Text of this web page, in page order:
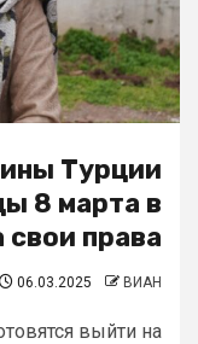
Турции
8 марта в
свои права
06.03.2025 ВИАН
выйти на